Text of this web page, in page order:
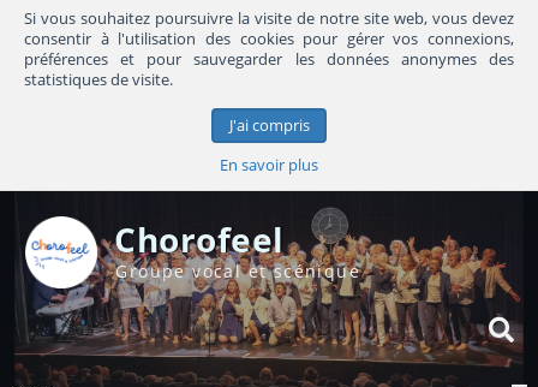
Si vous souhaitez poursuivre la visite de notre site web, vous devez
consentir à l'utilisation des cookies pour gérer vos connexions,
préférences et pour sauvegarder les données anonymes des
statistiques de visite.
J'ai compris
En savoir plus
Chorofeel
Groupe vocal et scénique